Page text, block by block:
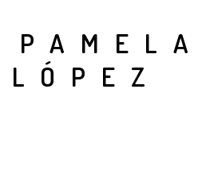
PAMELA
LÓPEZ